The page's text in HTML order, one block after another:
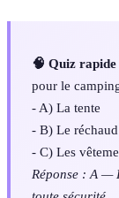
🧠 Quiz rapide
pour le
- A) La tente
- B) Le réchaud
- C) Les
Réponse : A —